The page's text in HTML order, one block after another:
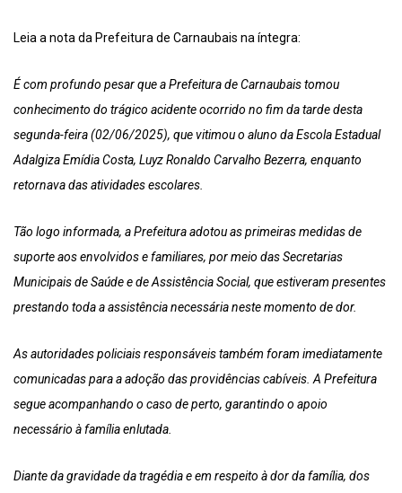
Leia a nota da Prefeitura de Carnaubais na íntegra:
É com profundo pesar que a Prefeitura de Carnaubais tomou
conhecimento do trágico acidente ocorrido no fim da tarde desta
segunda-feira (02/06/2025), que vitimou o aluno da Escola Estadual
Adalgiza Emídia Costa, Luyz Ronaldo Carvalho Bezerra, enquanto
retornava das atividades escolares.
Tão logo informada, a Prefeitura adotou as primeiras medidas de
suporte aos envolvidos e familiares, por meio das Secretarias
Municipais de Saúde e de Assistência Social, que estiveram presentes
prestando toda a assistência necessária neste momento de dor.
As autoridades policiais responsáveis também foram imediatamente
comunicadas para a adoção das providências cabíveis. A Prefeitura
segue acompanhando o caso de perto, garantindo o apoio
necessário à família enlutada.
Diante da gravidade da tragédia e em respeito à dor da família, dos